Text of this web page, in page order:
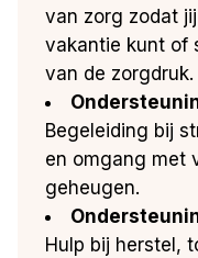
van zorg zodat
vakantie kunt of
van de zorgdruk.
Begeleiding bij
en omgang met
geheugen.
Hulp bij herstel,